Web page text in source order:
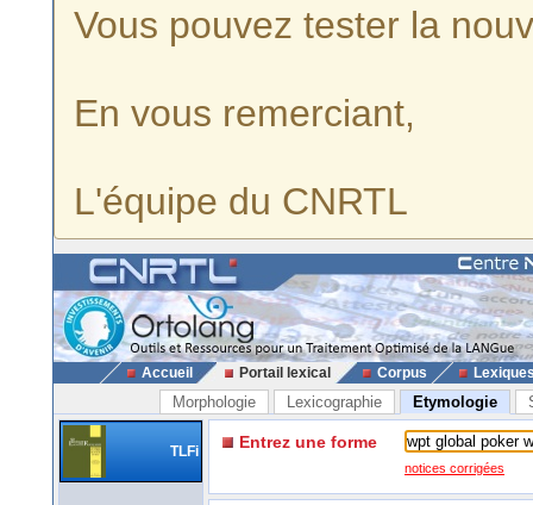
Vous pouvez tester la
En vous remerciant,
L'équipe du CNRTL
Accueil Portail lexical Corpus
Morphologie Lexicographie Etymologie
TLFi Entrez une forme
notices corrigées